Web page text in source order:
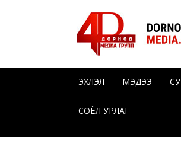
ЭХЛЭЛ МЭДЭЭ
СОЁЛ УРЛАГ